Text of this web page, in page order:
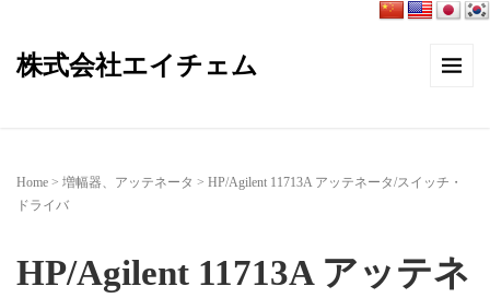
株式会社エイチェム
Home > 増幅器、アッテネータ > HP/Agilent 11713A アッテネータ/スイッチ・
ドライバ
HP/Agilent 11713A アッテネ